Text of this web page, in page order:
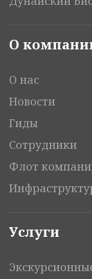
О
О нас
Новости
Гиды
Сотрудники
Флот
Услуги